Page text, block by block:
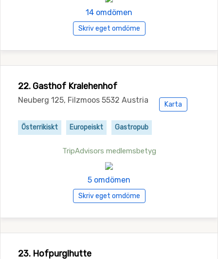
14 omdömen
Skriv eget omdöme
22. Gasthof Kralehenhof
Neuberg 125, Filzmoos 5532 Austria Karta
Österrikiskt Europeiskt Gastropub
TripAdvisors medlemsbetyg
5 omdömen
Skriv eget omdöme
23. Hofpurglhutte